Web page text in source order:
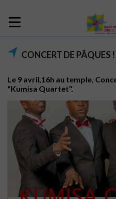
CONCERT DE PÂQUES
Le 9 avril,16h au temple,
"Kumisa Quartet".